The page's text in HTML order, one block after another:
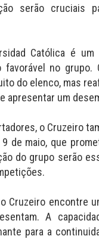
serão cruciais
Católica é
favorável no
do elenco, mas
apresentar um
o Cruzeiro
9 de maio, que
do grupo serão
Cruzeiro encontre
A
para a